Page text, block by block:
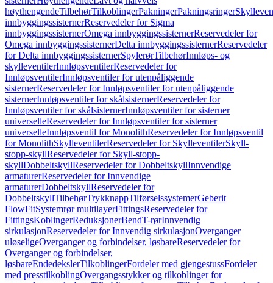
høythengendeTilbehørTilkoblingerPakningerPakningsringer
innbyggingssisternerReservedeler for Sigma
innbyggingssisternerOmega innbyggingssisternerReservedeler for
Omega innbyggingssisternerDelta innbyggingssisternerReservedeler
for Delta innbyggingssisternerSpylerørTilbehørInnløps- og
skylleventilerInnløpsventilerReservedeler for
InnløpsventilerInnløpsventiler for utenpåliggende
sisternerReservedeler for Innløpsventiler for utenpåliggende
sisternerInnløpsventiler for skålsisternerReservedeler for
Innløpsventiler for skålsisternerInnløpsventiler for sisterner
universelleReservedeler for Innløpsventiler for sisterner
universelleInnløpsventil for MonolithReservedeler for Innløpsventil
for MonolithSkylleventilerReservedeler for SkylleventilerSkyll-
stopp-skyllReservedeler for Skyll-stopp-
skyllDobbeltskyllReservedeler for DobbeltskyllInnvendige
armaturerReservedeler for Innvendige
armaturerDobbeltskyllReservedeler for
DobbeltskyllTilbehørTrykknappTilførselssystemerGeberit
FlowFitSystemrør multilayerFittingsReservedeler for
FittingsKoblingerReduksjonerBendT-rørInnvendig
sirkulasjonReservedeler for Innvendig sirkulasjonOverganger
uløseligeOverganger og forbindelser, løsbareReservedeler for
Overganger og forbindelser,
løsbareEndedekslerTilkoblingerFordeler med gjengestussFordeler
med presstilkoblingOvergangsstykker og tilkoblinger for